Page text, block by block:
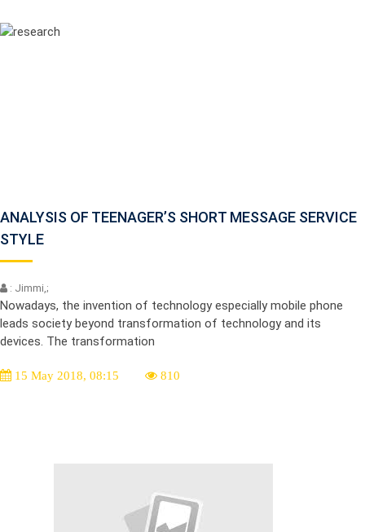
ANALYSIS OF TEENAGER’S SHORT MESSAGE SERVICE
STYLE
: Jimmi,;
Nowadays, the invention of technology especially mobile phone
leads society beyond transformation of technology and its
devices. The transformation
15 May 2018, 08:15 810